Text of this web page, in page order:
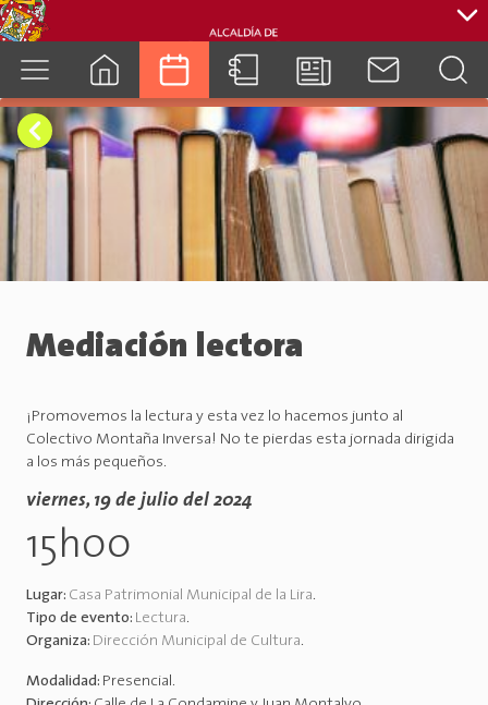
cuenca.gob.ec
Mediación lectora
¡Promovemos la lectura y esta vez lo hacemos junto al
Colectivo Montaña Inversa! No te pierdas esta jornada dirigida
a los más pequeños.
viernes, 19 de julio del 2024
15h00
Lugar: Casa Patrimonial Municipal de la Lira.
Tipo de evento: Lectura.
Organiza: Dirección Municipal de Cultura.
Modalidad: Presencial.